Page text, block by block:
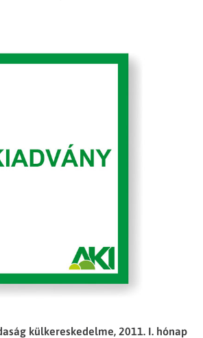
külkereskedelme, 2011. I. hónap